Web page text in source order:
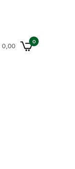
0,00
0